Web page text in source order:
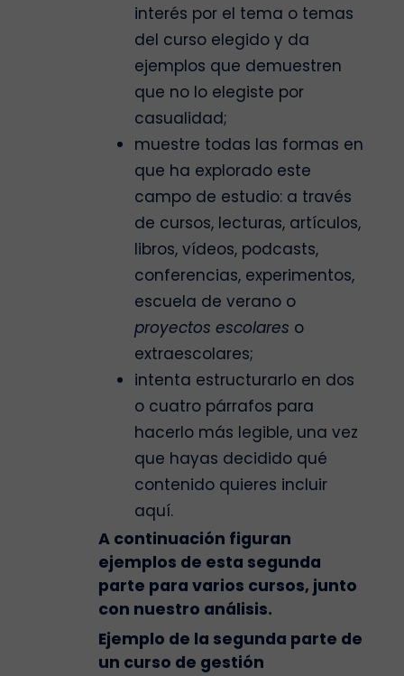
interés por el tema o temas
del curso elegido y da
ejemplos que demuestren
que no lo elegiste por
casualidad;
muestre todas las formas en
que ha explorado este
campo de estudio: a través
de cursos, lecturas, artículos,
libros, vídeos, podcasts,
conferencias, experimentos,
escuela de verano o
proyectos escolares o
extraescolares;
intenta estructurarlo en dos
o cuatro párrafos para
hacerlo más legible, una vez
que hayas decidido qué
contenido quieres incluir
aquí.
A continuación figuran
ejemplos de esta segunda
parte para varios cursos, junto
con nuestro análisis.
Ejemplo de la segunda parte de
un curso de gestión